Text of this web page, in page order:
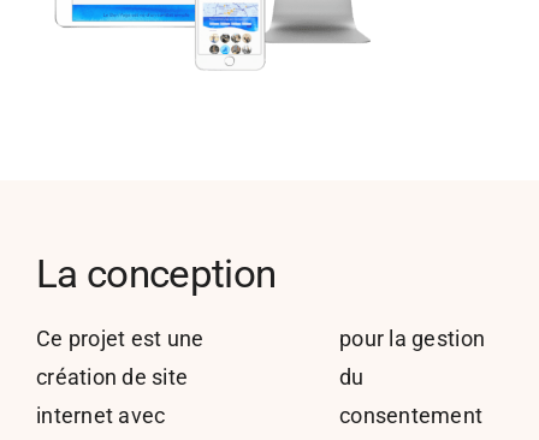
La conception
Ce projet est une
création de site
internet avec
pour la gestion
du
consentement